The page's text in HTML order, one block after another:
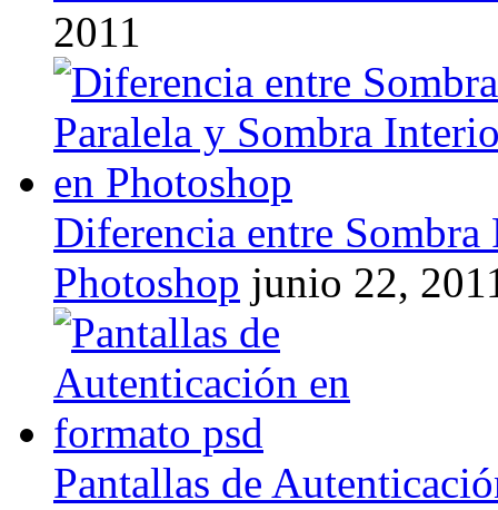
2011
Diferencia entre
Photoshop junio 22,
Pantallas de